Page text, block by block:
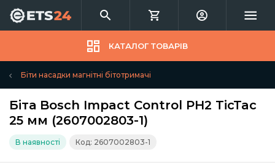
КАТАЛОГ ТОВАРІВ
Біти насадки магнітні бітотримачі
Біта Bosch Impact Control PH2 TicTac
25 мм (2607002803-1)
В наявності Код: 2607002803-1